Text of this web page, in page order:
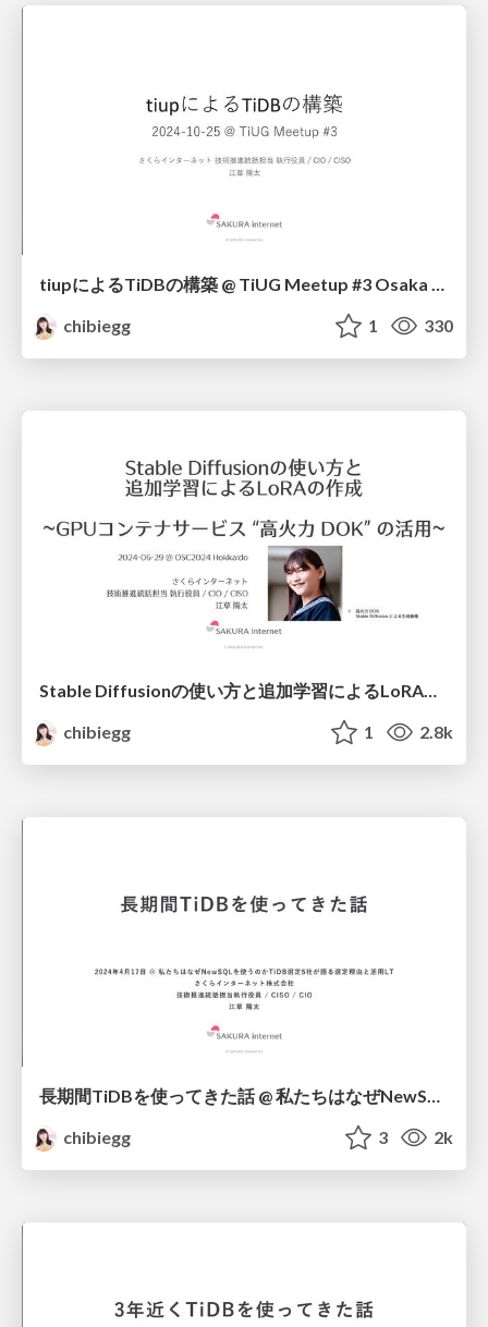
tiupによるTiDBの構築 @ TiUG Meetup #3 Osaka / Building TiDB with TiUP
chibiegg
1 330
chibiegg
1 2.8k
長期間TiDBを使ってきた話 @ 私たちはなぜNewSQLを使うのかTiDB選定5社が語る選定理由と活用LT / Experiences with TiDB Over Time
chibiegg
3 2k